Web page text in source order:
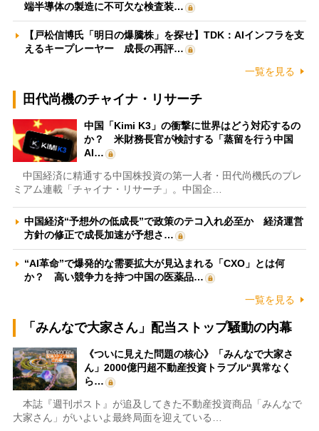
端半導体の製造に不可欠な検査装…
【戸松信博氏「明日の爆騰株」を探せ】TDK：AIインフラを支
えるキープレーヤー 成長の再評…
一覧を見る
田代尚機のチャイナ・リサーチ
中国「Kimi K3」の衝撃に世界はどう対応するの
か？ 米財務長官が検討する「蒸留を行う中国
AI…
中国経済に精通する中国株投資の第一人者・田代尚機氏のプレ
ミアム連載「チャイナ・リサーチ」。中国企…
中国経済“予想外の低成長”で政策のテコ入れ必至か 経済運営
方針の修正で成長加速が予想さ…
“AI革命”で爆発的な需要拡大が見込まれる「CXO」とは何
か？ 高い競争力を持つ中国の医薬品…
一覧を見る
「みんなで大家さん」配当ストップ騒動の内幕
《ついに見えた問題の核心》「みんなで大家さ
ん」2000億円超不動産投資トラブル“異常なく
ら…
本誌『週刊ポスト』が追及してきた不動産投資商品「みんなで
大家さん」がいよいよ最終局面を迎えている…